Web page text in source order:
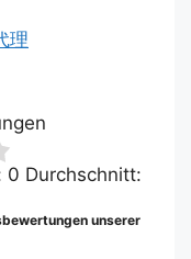
理
0 Durchschnitt:
unserer